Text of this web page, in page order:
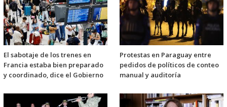
El sabotaje de los trenes en
Francia estaba bien preparado
y coordinado, dice el Gobierno
Protestas en Paraguay entre
pedidos de políticos de conteo
manual y auditoría